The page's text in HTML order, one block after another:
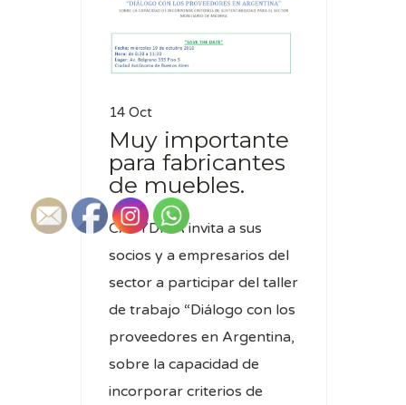
14 Oct
Muy importante
para fabricantes
de muebles.
CAFYDMA invita a sus
socios y a empresarios del
sector a participar del taller
de trabajo “Diálogo con los
proveedores en Argentina,
sobre la capacidad de
incorporar criterios de